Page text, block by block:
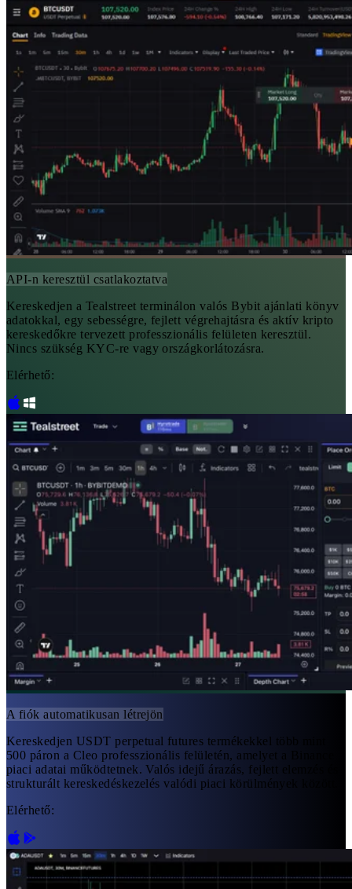
API-n keresztül csatlakoztatva
Kereskedjen a Tealstreet terminálon valós Bybit ajánlati könyv
adatokkal, egy sebességre, fejlett végrehajtásra és aktív kripto
kereskedőkre tervezett professzionális felületen keresztül.
Nincs szükség KYC-re vagy országkorlátozásra.
Elérhető:
A fiók automatikusan létrejön
Kereskedjen USDT perpetual futures termékekkel több mint
500 páron a Cleo professzionális felületén, amelyet a Binance
piaci adatai működtetnek. Valós idejű árazás, fejlett elemzés és
strukturált kereskedéskezelés valódi piaci körülmények között.
Elérhető: